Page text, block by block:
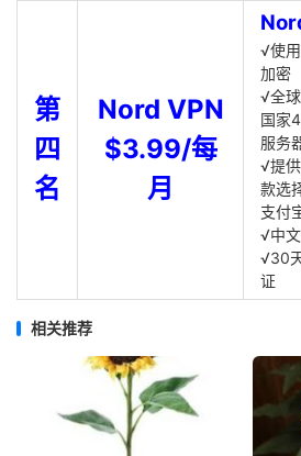
第
四
名
Nord VPN
$3.99/每
月
√使
加密
√全
国家
服务
√提
款选
支付
√中
√30
证
相关推荐